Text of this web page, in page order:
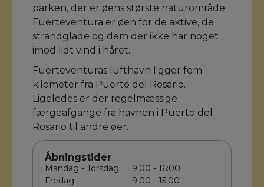
parken, der er øens største naturområde.
Fuerteventura er øen for de aktive, de
strandglade og dem der ikke har noget
imod lidt vind i håret.
Fuerteventuras lufthavn ligger fem
kilometer fra Puerto del Rosario.
Ligeledes er der regelmæssige
færgeafgange fra havnen i Puerto del
Rosario til andre øer.
Åbningstider
Mandag - Torsdag
Fredag
9:00 - 16:00
9:00 - 15:00